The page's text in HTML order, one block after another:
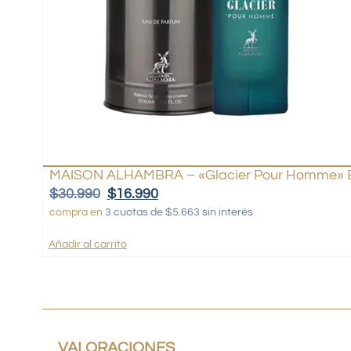
MAISON ALHAMBRA – «Glacier Pour Homme»
$30.990 $16.990
compra en 3 cuotas de $5.663 sin interés
Añadir al carrito